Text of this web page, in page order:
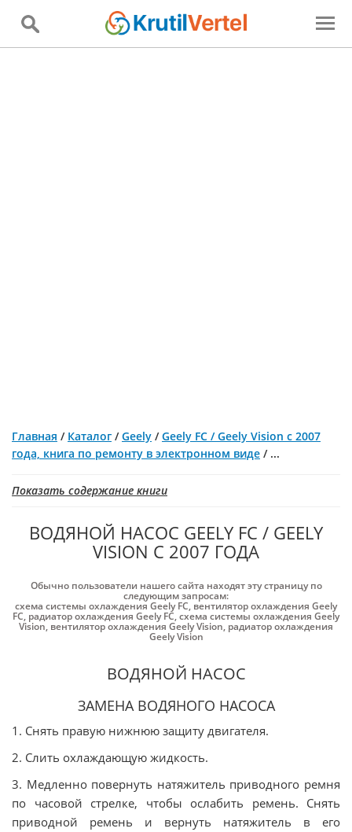
Главная / Каталог /Geely /Geely FC / Geely Vision с 2007
года, книга по ремонту в электронном виде / ...
Показать содержание книги
ВОДЯНОЙ НАСОС GEELY FC / GEELY
VISION С 2007 ГОДА
Обычно пользователи нашего сайта находят эту страницу по
следующим запросам:
схема системы охлаждения Geely FC, вентилятор охлаждения Geely
FC, радиатор охлаждения Geely FC,схема системы охлаждения Geely
Vision, вентилятор охлаждения Geely Vision, радиатор охлаждения
Geely Vision
ВОДЯНОЙ НАСОС
ЗАМЕНА ВОДЯНОГО НАСОСА
1. Снять правую нижнюю защиту двигателя.
2. Слить охлаждающую жидкость.
3. Медленно повернуть натяжитель приводного ремня
по часовой стрелке, чтобы ослабить ремень. Снять
приводной ремень и вернуть натяжитель в его